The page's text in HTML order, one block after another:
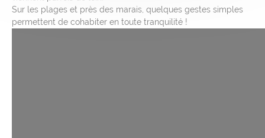
Sur les plages et près des marais, quelques gestes simples
permettent de cohabiter en toute tranquilité !